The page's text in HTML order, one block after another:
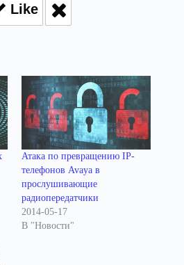
Like
Атака по превращению IP-
телефонов Avaya в
прослушивающие
радиопередатчики
2014-05-17
В "Новости"